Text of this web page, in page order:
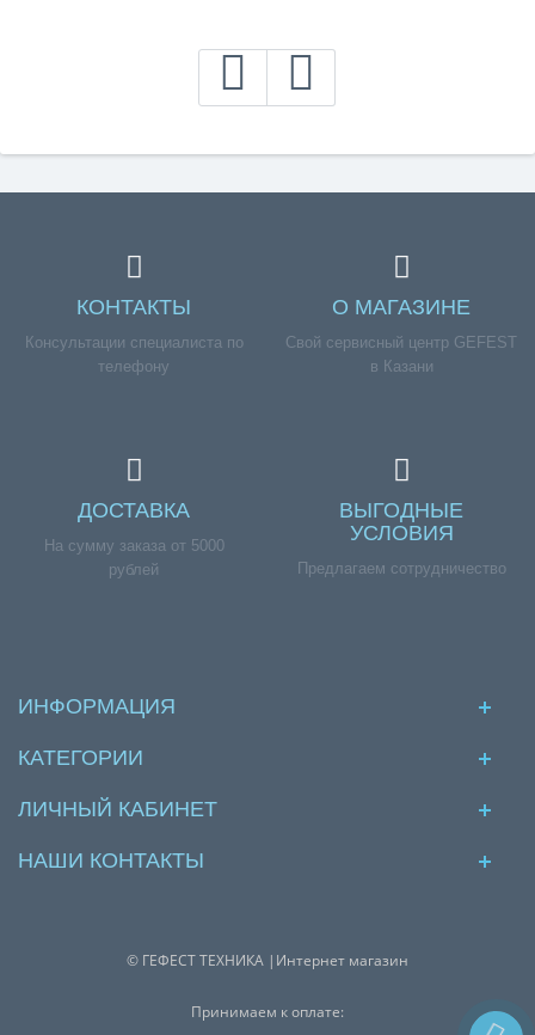
КОНТАКТЫ
Консультации специалиста по
телефону
О МАГАЗИНЕ
Свой сервисный центр GEFEST
в Казани
ДОСТАВКА
На сумму заказа от 5000
рублей
ВЫГОДНЫЕ
УСЛОВИЯ
Предлагаем сотрудничество
ИНФОРМАЦИЯ
КАТЕГОРИИ
ЛИЧНЫЙ КАБИНЕТ
НАШИ КОНТАКТЫ
© ГЕФЕСТ ТЕХНИКА |Интернет магазин
Принимаем к оплате: